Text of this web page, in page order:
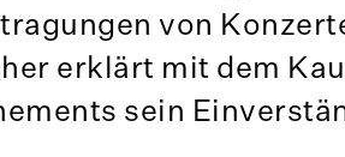
von
erklärt mit dem
sein